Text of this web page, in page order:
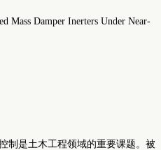
Mass Damper Inerters Under Near-
制是土木工程领域的重要课题。被